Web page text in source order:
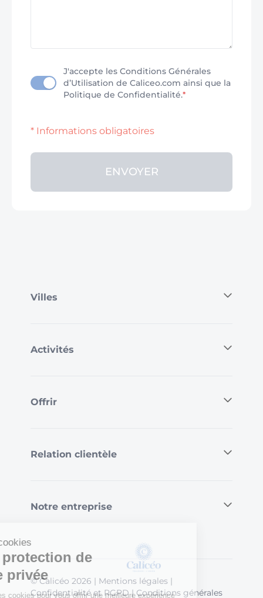
J'accepte les Conditions Générales
d’Utilisation de Caliceo.com ainsi que la
Politique de Confidentialité.*
* Informations obligatoires
ENVOYER
Villes
Activités
Offrir
Relation clientèle
Notre entreprise
© Calicéo 2026 | Mentions légales |
Confidentialité et RGPD|Conditions générales
Information cookies
Gérer la protection de
votre vie privée
Nous utilisons les cookies pour vous offrir une meilleure expérience